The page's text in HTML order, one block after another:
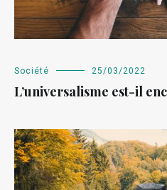
Société 25/03/2022
L’universalisme est-il